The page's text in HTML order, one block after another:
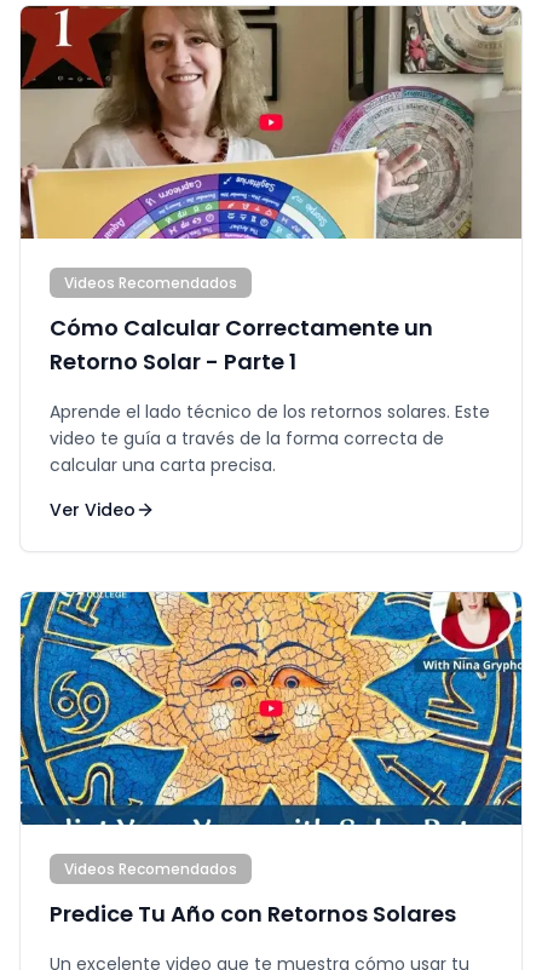
Videos Recomendados
Cómo Calcular Correctamente un
Retorno Solar - Parte 1
Aprende el lado técnico de los retornos solares. Este
video te guía a través de la forma correcta de
calcular una carta precisa.
Ver Video
Videos Recomendados
Predice Tu Año con Retornos Solares
Un excelente video que te muestra cómo usar tu